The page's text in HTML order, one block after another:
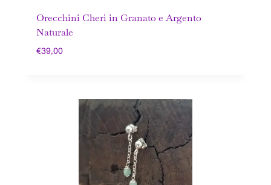
Orecchini Cherì in Granato e Argento
Naturale
€39,00